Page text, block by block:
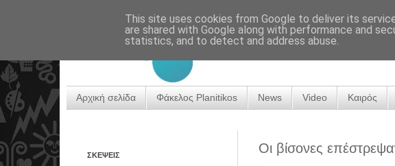
Αρχική σελίδα Φάκελος Planitikos News Video Καιρός
Οι βίσονες
ΣΚΕΨΕΙΣ
This site uses cookies from Google to deliver its
are shared with Google along with performance and
statistics, and to detect and address abuse.